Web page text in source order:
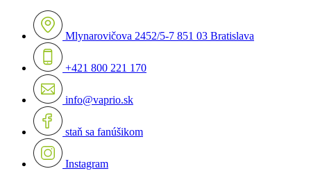
Mlynarovičova 2452/5-7 851 03 Bratislava
+421 800 221 170
info@vaprio.sk
staň sa fanúšikom
Instagram